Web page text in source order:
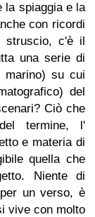
la spiaggia e la
con ricordi
struscio, c'è il
una serie di
marino) su cui
del
Ciò che
termine, l'
e materia di
quella che
Niente di
un verso, è
vive con molto